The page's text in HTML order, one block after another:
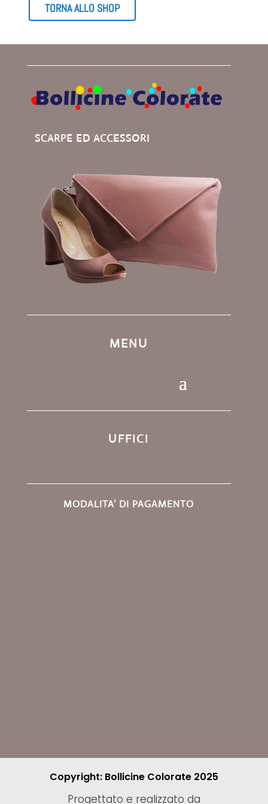
TORNA ALLO SHOP
SCARPE ED ACCESSORI
MENU
UFFICI
MODALITA’ DI PAGAMENTO
Copyright: Bollicine Colorate 2025
Progettato e realizzato da